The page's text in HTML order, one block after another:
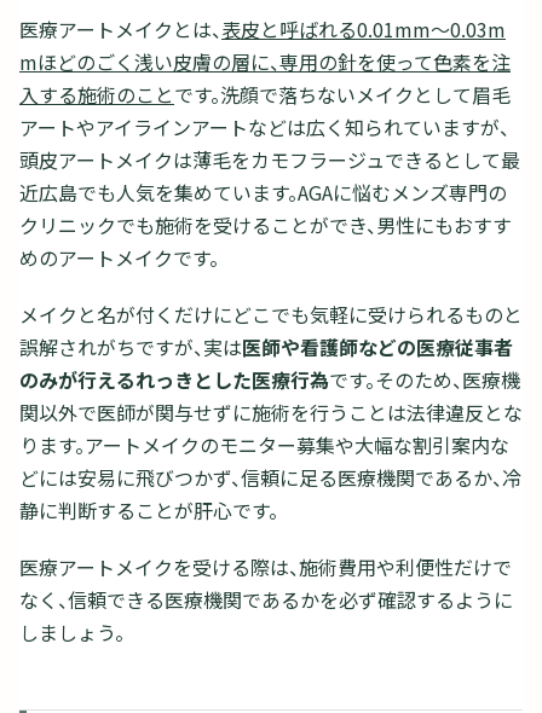
医療アートメイクとは、表皮と呼ばれる0.01mm～0.03m
mほどのごく浅い皮膚の層に、専用の針を使って色素を注
入する施術のことです。洗顔で落ちないメイクとして眉毛
アートやアイラインアートなどは広く知られていますが、
頭皮アートメイクは薄毛をカモフラージュできるとして最
近広島でも人気を集めています。AGAに悩むメンズ専門の
クリニックでも施術を受けることができ、男性にもおすす
めのアートメイクです。
メイクと名が付くだけにどこでも気軽に受けられるものと
誤解されがちですが、実は医師や看護師などの医療従事者
のみが行えるれっきとした医療行為です。そのため、医療機
関以外で医師が関与せずに施術を行うことは法律違反とな
ります。アートメイクのモニター募集や大幅な割引案内な
どには安易に飛びつかず、信頼に足る医療機関であるか、冷
静に判断することが肝心です。
医療アートメイクを受ける際は、施術費用や利便性だけで
なく、信頼できる医療機関であるかを必ず確認するように
しましょう。